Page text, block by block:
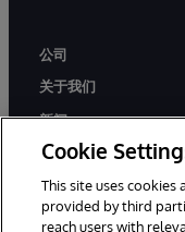
公司
关于我们
新闻
活动
工作机会
Cookie
This site uses
provided by third
reach users with